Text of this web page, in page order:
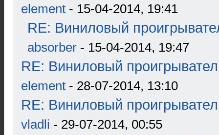
element - 15-04-2014, 19:41
RE: Виниловый
absorber - 15-04-2014, 19:47
RE: Виниловый
element - 28-07-2014, 13:10
RE: Виниловый
vladli - 29-07-2014, 00:55